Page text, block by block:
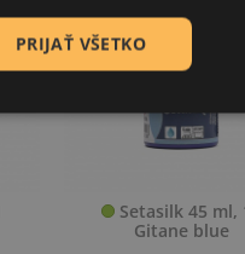
Setasilk 45 ml,
Gitane blue
PRIJAŤ VŠETKO